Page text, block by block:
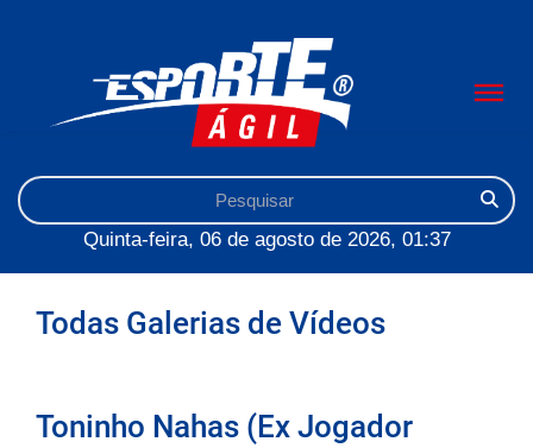
Quinta-feira, 06 de agosto de 2026, 01:37
Todas Galerias de Vídeos
Toninho Nahas (Ex Jogador